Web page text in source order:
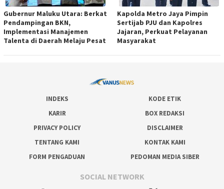
Gubernur Maluku Utara: Berkat
Pendampingan BKN,
Implementasi Manajemen
Talenta di Daerah Melaju Pesat
Kapolda Metro Jaya Pimpin
Sertijab PJU dan Kapolres
Jajaran, Perkuat Pelayanan
Masyarakat
INDEKS
KODE ETIK
KARIR
BOX REDAKSI
PRIVACY POLICY
DISCLAIMER
TENTANG KAMI
KONTAK KAMI
FORM PENGADUAN
PEDOMAN MEDIA SIBER
SOCIAL NETWORK